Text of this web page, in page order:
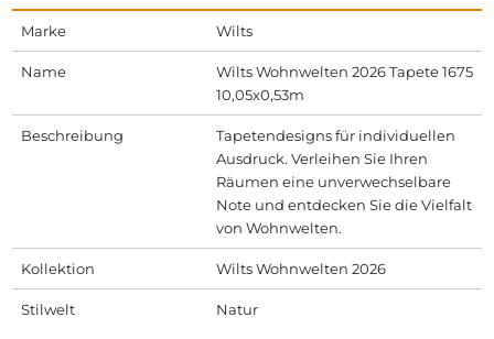
Marke Wilts
Name
Wilts Wohnwelten 2026 Tapete 1675
10,05x0,53m
Beschreibung
Tapetendesigns für individuellen
Ausdruck. Verleihen Sie Ihren
Räumen eine unverwechselbare
Note und entdecken Sie die Vielfalt
von Wohnwelten.
Kollektion Wilts Wohnwelten 2026
Stilwelt Natur